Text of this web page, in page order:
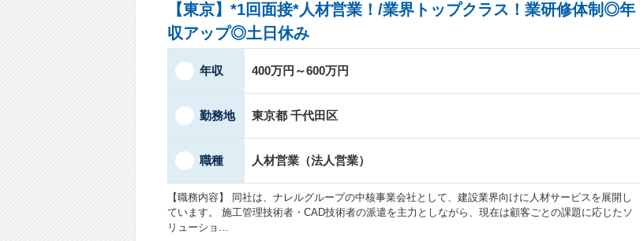
【東京】*1回面接*人材営業！/業界トップクラス！業研修体制◎年
収アップ◎土日休み
年収 400万円～600万円
勤務地 東京都 千代田区
職種 人材営業（法人営業）
【職務内容】 同社は、ナレルグループの中核事業会社として、建設業界向けに人材サービスを展開し
ています。 施工管理技術者・CAD技術者の派遣を主力としながら、現在は顧客ごとの課題に応じたソ
リューショ…